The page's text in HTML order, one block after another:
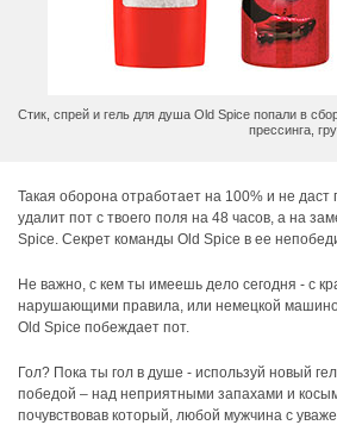
Стик, спрей и гель для душа Old Spice попали в
прессинга,
Такая оборона отработает на 100% и не даст
удалит пот с твоего поля на 48 часов, а на
Spice. Секрет команды Old Spice в ее
Не важно, с кем ты имеешь дело сегодня - с
нарушающими правила, или немецкой
Old Spice побеждает пот.
Гол? Пока ты гол в душе - используй новый
победой – над неприятными запахами и
почувствовав который, любой мужчина с